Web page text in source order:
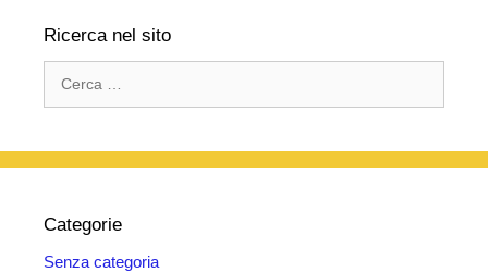
k
Ricerca nel sito
per:
Categorie
Senza categoria